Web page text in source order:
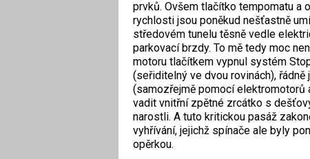
prvků. Ovšem tlačítko tempomatu a
rychlosti jsou poněkud nešťastně
středovém tunelu těsně vedle
parkovací brzdy. To mě tedy moc
motoru tlačítkem vypnul systém
(seřiditelný ve dvou rovinách),
(samozřejmě pomocí elektromotorů
vadit vnitřní zpětné zrcátko s
narostli. A tuto kritickou pasáž
vyhřívání, jejichž spínače ale byly
opěrkou.